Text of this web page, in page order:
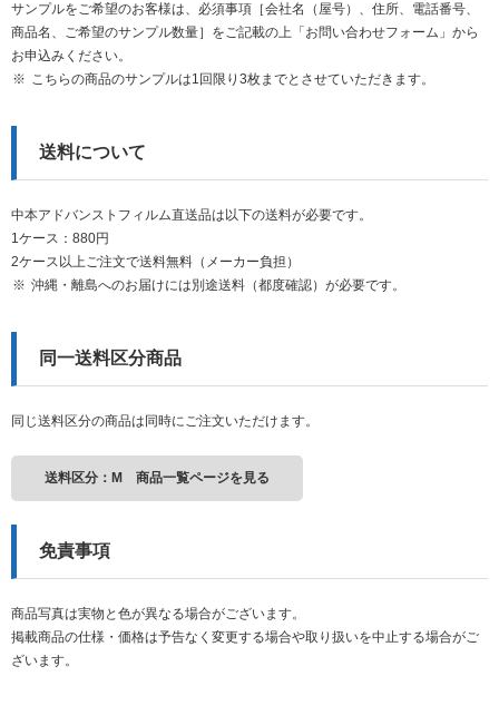
サンプルをご希望のお客様は、必須事項［会社名（屋号）、住所、電話番号、
商品名、ご希望のサンプル数量］をご記載の上「お問い合わせフォーム」から
お申込みください。
こちらの商品のサンプルは1回限り3枚までとさせていただきます。
送料について
中本アドバンストフィルム直送品は以下の送料が必要です。
1ケース：880円
2ケース以上ご注文で送料無料（メーカー負担）
沖縄・離島へのお届けには別途送料（都度確認）が必要です。
同一送料区分商品
同じ送料区分の商品は同時にご注文いただけます。
送料区分：M 商品一覧ページを見る
免責事項
商品写真は実物と色が異なる場合がございます。
掲載商品の仕様・価格は予告なく変更する場合や取り扱いを中止する場合がご
ざいます。